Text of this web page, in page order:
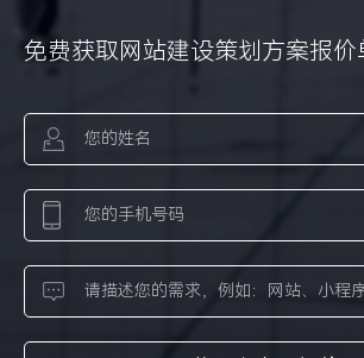
免费获取网站建设策划方案报价